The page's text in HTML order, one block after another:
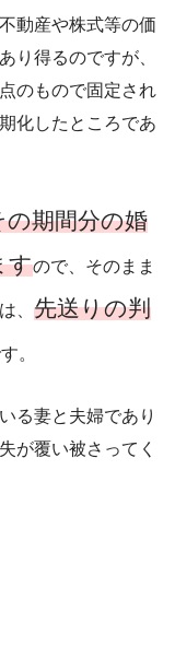
動産や株式等の価
り得るのですが、
のもので固定され
化したところであ
期間分の婚
すので、そのまま
、 先送りの判
。
る妻と夫婦であり
が覆い被さってく